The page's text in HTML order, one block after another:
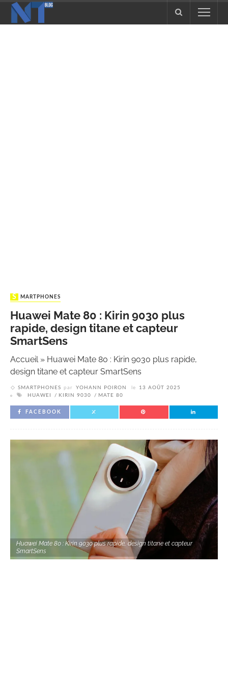
SMARTPHONES
Huawei Mate 80 : Kirin 9030 plus
rapide, design titane et capteur
SmartSens
Accueil» Huawei Mate 80 : Kirin 9030 plus rapide,
design titane et capteur SmartSens
SMARTPHONES par YOHANN POIRON le
13 AOÛT 2025
HUAWEI
KIRIN 9030 MATE 80
FACEBOOK
Huawei Mate 80 : Kirin 9030 plus rapide, design titane et capteur
SmartSens